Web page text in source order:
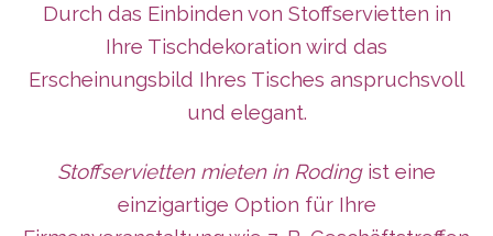
Durch das Einbinden von Stoffservietten in
Ihre Tischdekoration wird das
Erscheinungsbild Ihres Tisches anspruchsvoll
und elegant.
Stoffservietten mieten in Rodingist eine
einzigartige Option für Ihre